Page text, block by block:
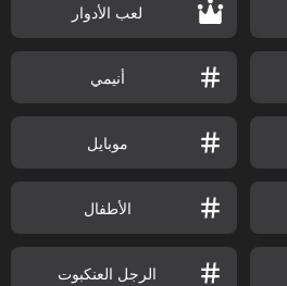
لعب الأدوار
أنيمي
موبايل
الأطفال
الرجل العنكبوت